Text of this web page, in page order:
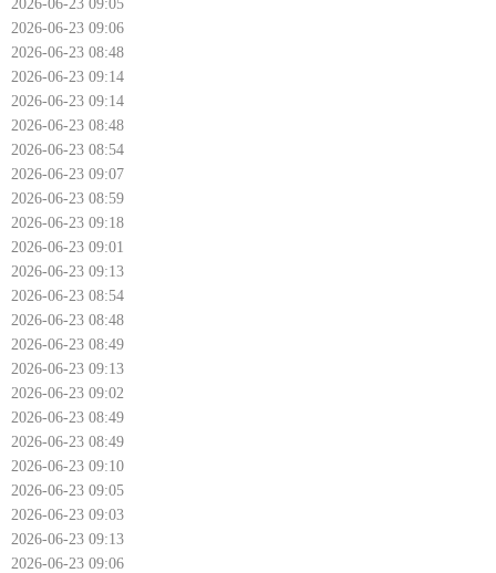
2026-06-23 09:06
2026-06-23 08:48
2026-06-23 09:14
2026-06-23 09:14
2026-06-23 08:48
2026-06-23 08:54
2026-06-23 09:07
2026-06-23 08:59
2026-06-23 09:18
2026-06-23 09:01
2026-06-23 09:13
2026-06-23 08:54
2026-06-23 08:48
2026-06-23 08:49
2026-06-23 09:13
2026-06-23 09:02
2026-06-23 08:49
2026-06-23 08:49
2026-06-23 09:10
2026-06-23 09:05
2026-06-23 09:03
2026-06-23 09:13
2026-06-23 09:06